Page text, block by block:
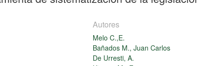
Autores
Melo C.,E.
Bañados M., Juan Carlos
De Urresti, A.